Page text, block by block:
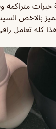
متراكمه
بالاخص
كله تعامل